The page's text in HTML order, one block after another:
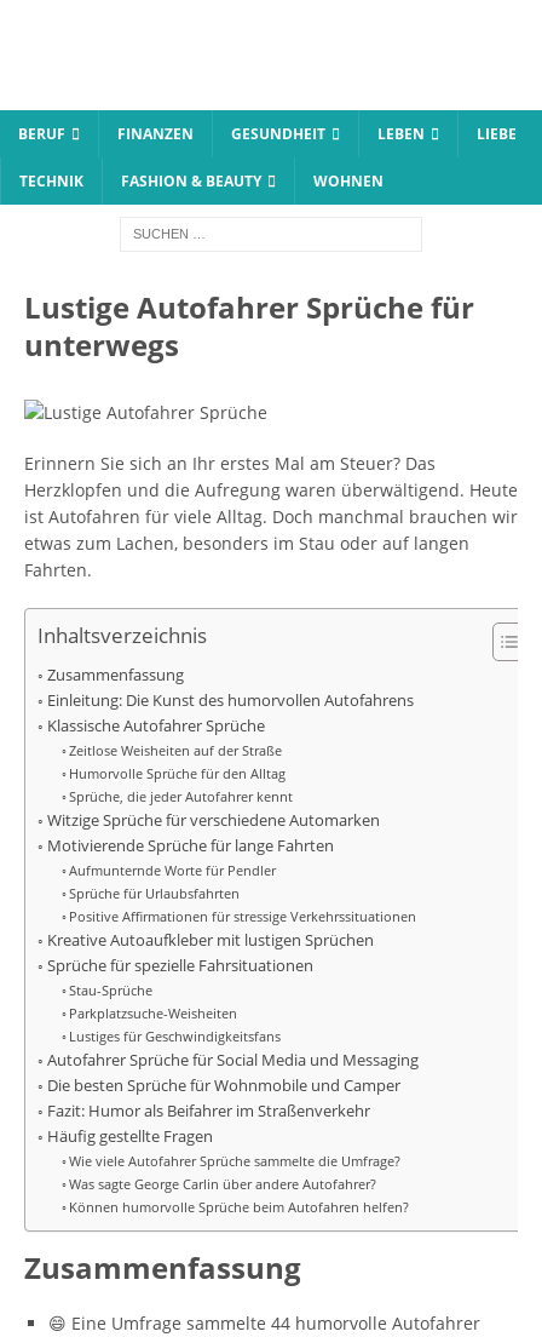
BERUF FINANZEN GESUNDHEIT LEBEN LIEBE
TECHNIK FASHION & BEAUTY WOHNEN
Lustige Autofahrer Sprüche für
unterwegs
Erinnern Sie sich an Ihr erstes Mal am Steuer? Das
Herzklopfen und die Aufregung waren überwältigend. Heute
ist Autofahren für viele Alltag. Doch manchmal brauchen wir
etwas zum Lachen, besonders im Stau oder auf langen
Fahrten.
Inhaltsverzeichnis
Zusammenfassung
Einleitung: Die Kunst des humorvollen Autofahrens
Klassische Autofahrer Sprüche
Zeitlose Weisheiten auf der Straße
Humorvolle Sprüche für den Alltag
Sprüche, die jeder Autofahrer kennt
Witzige Sprüche für verschiedene Automarken
Motivierende Sprüche für lange Fahrten
Aufmunternde Worte für Pendler
Sprüche für Urlaubsfahrten
Positive Affirmationen für stressige Verkehrssituationen
Kreative Autoaufkleber mit lustigen Sprüchen
Sprüche für spezielle Fahrsituationen
Stau-Sprüche
Parkplatzsuche-Weisheiten
Lustiges für Geschwindigkeitsfans
Autofahrer Sprüche für Social Media und Messaging
Die besten Sprüche für Wohnmobile und Camper
Fazit: Humor als Beifahrer im Straßenverkehr
Häufig gestellte Fragen
Wie viele Autofahrer Sprüche sammelte die Umfrage?
Was sagte George Carlin über andere Autofahrer?
Können humorvolle Sprüche beim Autofahren helfen?
Zusammenfassung
😄 Eine Umfrage sammelte 44 humorvolle Autofahrer